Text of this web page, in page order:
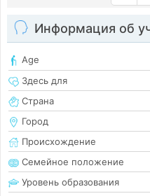
Информация об
Age
Здесь для
Страна
Город
Происхождение
Семейное положение
Уровень образования